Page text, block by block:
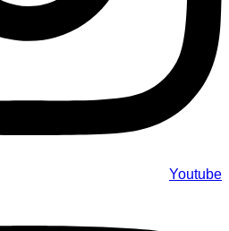
Youtube